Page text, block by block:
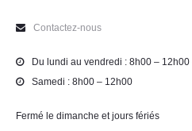
Contactez-nous
Du lundi au vendredi : 8h00 –
Samedi : 8h00 – 12h00
Fermé le dimanche et jours fériés